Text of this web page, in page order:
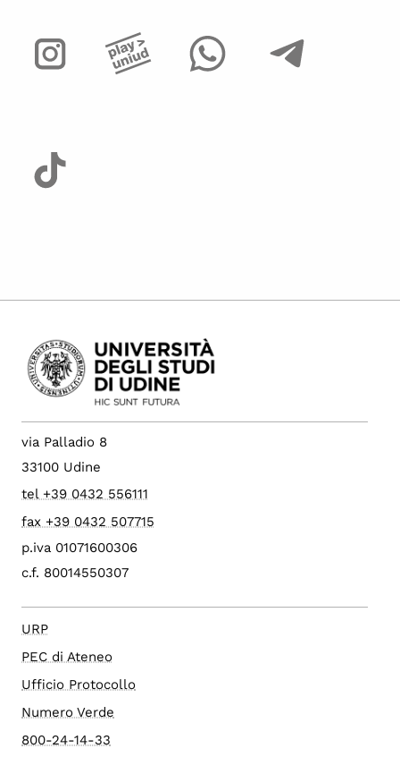
via Palladio 8
33100 Udine
tel +39 0432 556111
fax +39 0432 507715
p.iva 01071600306
c.f. 80014550307
URP
PEC di Ateneo
Ufficio Protocollo
Numero Verde
800-24-14-33